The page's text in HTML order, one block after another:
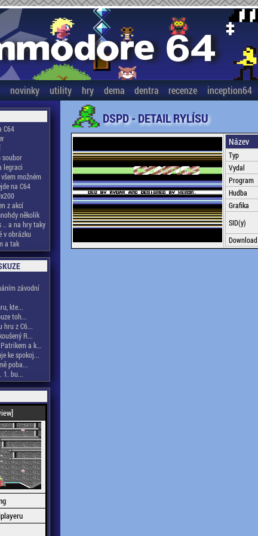
novinky utility hry dema dentra recenze inception64
C64
soubor
legraci
možném
na C64
z akcí
několik
.. a na hry taky
v obrázku
a tak
závodní
kte...
toh...
hru z C6...
R...
a k...
ke spokoj...
poba...
1. bu...
DSPD - DETAIL RYLÍSU
Název
Typ
Vydal
Program
Hudba
Grafika
SID(y)
Download